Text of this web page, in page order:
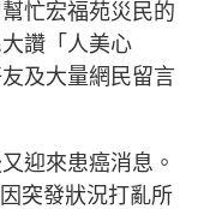
忙宏福苑災民的
讚「人美心
及大量網民留言
迎來患癌消息。
突發狀況打亂所